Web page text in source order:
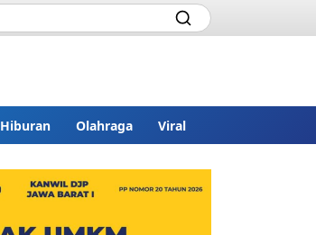
Hiburan Olahraga Viral